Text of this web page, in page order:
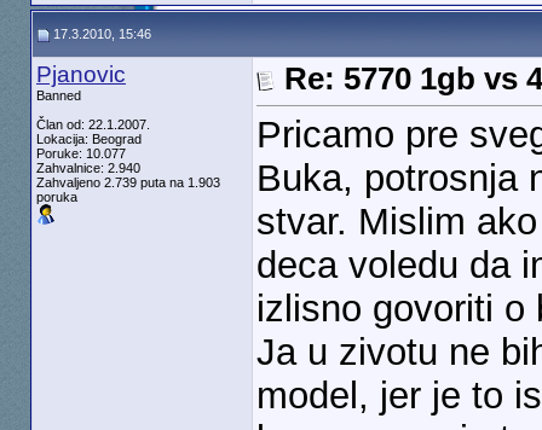
17.3.2010, 15:46
Pjanovic
Banned
Član od: 22.1.2007.
Lokacija: Beograd
Poruke: 10.077
Zahvalnice: 2.940
Zahvaljeno 2.739 puta na 1.903
poruka
Re: 5770 1gb vs
Pricamo pre
Buka, potrosnja
stvar. Mislim
deca voledu da
izlisno govoriti o
Ja u zivotu ne
model, jer je to